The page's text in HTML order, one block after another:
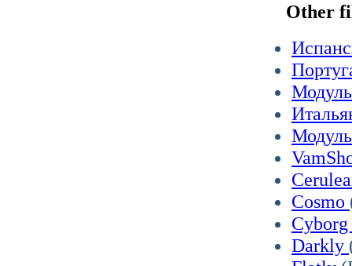
Other
Cosmo
Cyborg
Darkly